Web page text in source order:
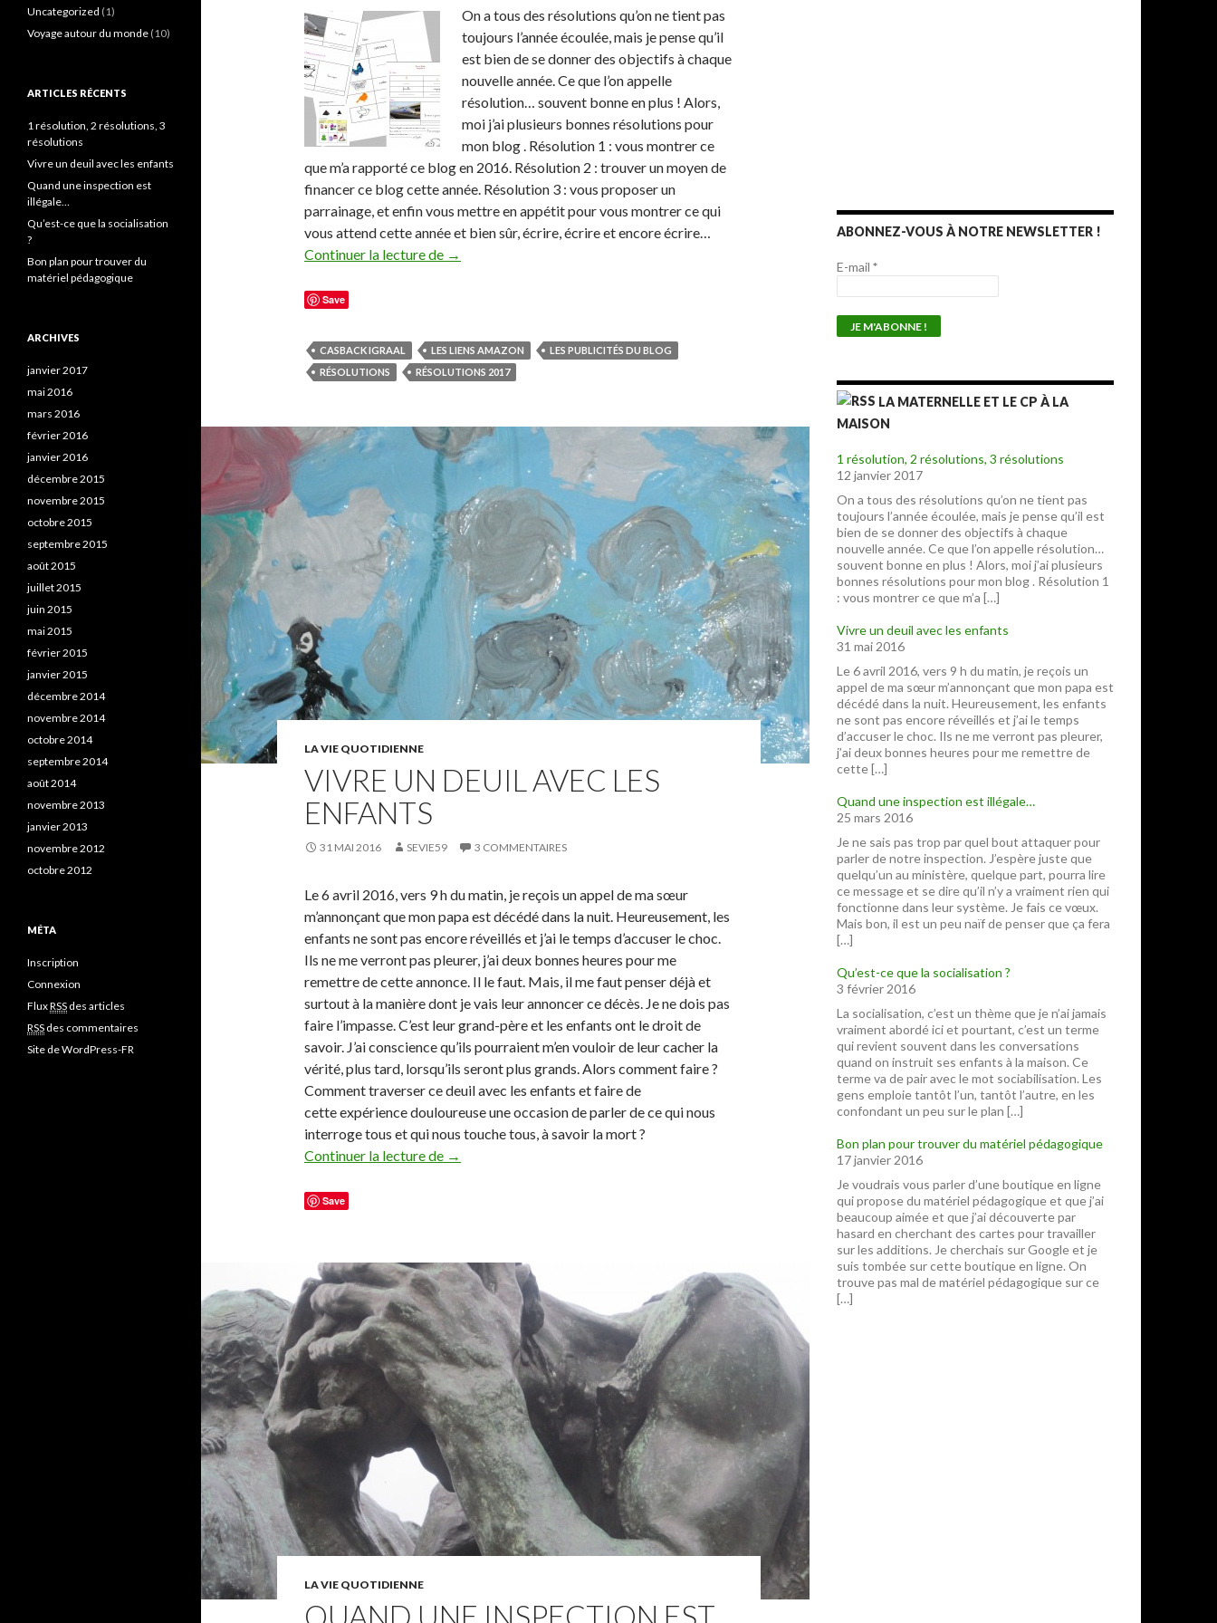
On a tous des résolutions qu’on ne tient pas
toujours l’année écoulée, mais je pense qu’il
est bien de se donner des objectifs à chaque
nouvelle année. Ce que l’on appelle
résolution… souvent bonne en plus ! Alors,
moi j’ai plusieurs bonnes résolutions pour
mon blog . Résolution 1 : vous montrer ce
que m’a rapporté ce blog en 2016. Résolution 2 : trouver un moyen de
financer ce blog cette année. Résolution 3 : vous proposer un
parrainage, et enfin vous mettre en appétit pour vous montrer ce qui
vous attend cette année et bien sûr, écrire, écrire et encore écrire…
Continuer la lecture de 1 résolution, 2 résolutions, 3 résolutions
→
Save
CASBACK IGRAAL LES LIENS AMAZON
LES PUBLICITÉS DU BLOG
RÉSOLUTIONS
RÉSOLUTIONS 2017
LA VIE QUOTIDIENNE
VIVRE UN DEUIL AVEC LES
ENFANTS
31 MAI 2016 SEVIE59 3 COMMENTAIRES
Le 6 avril 2016, vers 9 h du matin, je reçois un appel de ma sœur
m’annonçant que mon papa est décédé dans la nuit. Heureusement, les
enfants ne sont pas encore réveillés et j’ai le temps d’accuser le choc.
Ils ne me verront pas pleurer, j’ai deux bonnes heures pour me
remettre de cette annonce. Il le faut. Mais, il me faut penser déjà et
surtout à la manière dont je vais leur annoncer ce décès. Je ne dois pas
faire l’impasse. C’est leur grand-père et les enfants ont le droit de
savoir. J’ai conscience qu’ils pourraient m’en vouloir de leur cacher la
vérité, plus tard, lorsqu’ils seront plus grands. Alors comment faire ?
Comment traverser ce deuil avec les enfants et faire de
cette expérience douloureuse une occasion de parler de ce qui nous
interroge tous et qui nous touche tous, à savoir la mort ?
Continuer la lecture de Vivre un deuil avec les enfants
→
Save
LA VIE QUOTIDIENNE
QUAND UNE INSPECTION EST
ABONNEZ-VOUS À NOTRE NEWSLETTER !
E-mail *
LA MATERNELLE ET LE CP À LA
MAISON
1 résolution, 2 résolutions, 3 résolutions
12 janvier 2017
On a tous des résolutions qu’on ne tient pas
toujours l’année écoulée, mais je pense qu’il est
bien de se donner des objectifs à chaque
nouvelle année. Ce que l’on appelle résolution…
souvent bonne en plus ! Alors, moi j’ai plusieurs
bonnes résolutions pour mon blog . Résolution 1
: vous montrer ce que m’a […]
Vivre un deuil avec les enfants
31 mai 2016
Le 6 avril 2016, vers 9 h du matin, je reçois un
appel de ma sœur m’annonçant que mon papa est
décédé dans la nuit. Heureusement, les enfants
ne sont pas encore réveillés et j’ai le temps
d’accuser le choc. Ils ne me verront pas pleurer,
j’ai deux bonnes heures pour me remettre de
cette […]
Quand une inspection est illégale…
25 mars 2016
Je ne sais pas trop par quel bout attaquer pour
parler de notre inspection. J’espère juste que
quelqu’un au ministère, quelque part, pourra lire
ce message et se dire qu’il n’y a vraiment rien qui
fonctionne dans leur système. Je fais ce vœux.
Mais bon, il est un peu naïf de penser que ça fera
[…]
Qu’est-ce que la socialisation ?
3 février 2016
La socialisation, c’est un thème que je n’ai jamais
vraiment abordé ici et pourtant, c’est un terme
qui revient souvent dans les conversations
quand on instruit ses enfants à la maison. Ce
terme va de pair avec le mot sociabilisation. Les
gens emploie tantôt l’un, tantôt l’autre, en les
confondant un peu sur le plan […]
Bon plan pour trouver du matériel pédagogique
17 janvier 2016
Je voudrais vous parler d’une boutique en ligne
qui propose du matériel pédagogique et que j’ai
beaucoup aimée et que j’ai découverte par
hasard en cherchant des cartes pour travailler
sur les additions. Je cherchais sur Google et je
suis tombée sur cette boutique en ligne. On
trouve pas mal de matériel pédagogique sur ce
[…]
Uncategorized (1)
Voyage autour du monde (10)
ARTICLES RÉCENTS
1 résolution, 2 résolutions, 3
résolutions
Vivre un deuil avec les enfants
Quand une inspection est
illégale…
Qu’est-ce que la socialisation
?
Bon plan pour trouver du
matériel pédagogique
ARCHIVES
janvier 2017
mai 2016
mars 2016
février 2016
janvier 2016
décembre 2015
novembre 2015
octobre 2015
septembre 2015
août 2015
juillet 2015
juin 2015
mai 2015
février 2015
janvier 2015
décembre 2014
novembre 2014
octobre 2014
septembre 2014
août 2014
novembre 2013
janvier 2013
novembre 2012
octobre 2012
MÉTA
Inscription
Connexion
FluxRSS des articles
RSS des commentaires
Site de WordPress-FR